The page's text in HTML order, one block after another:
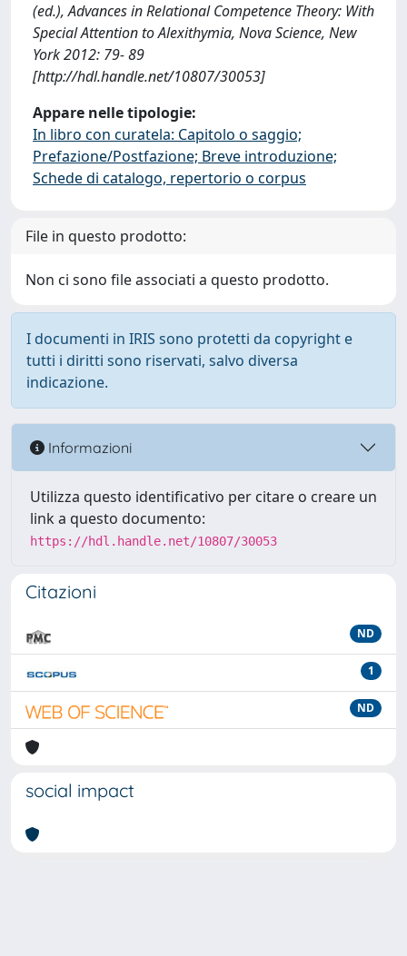
(ed.), Advances in Relational Competence Theory: With
Special Attention to Alexithymia, Nova Science, New
York 2012: 79- 89
[http://hdl.handle.net/10807/30053]
Appare nelle tipologie:
In libro con curatela: Capitolo o saggio;
Prefazione/Postfazione; Breve introduzione;
Schede di catalogo, repertorio o corpus
File in questo prodotto:
Non ci sono file associati a questo prodotto.
I documenti in IRIS sono protetti da copyright e
tutti i diritti sono riservati, salvo diversa
indicazione.
Informazioni
Utilizza questo identificativo per citare o creare un
link a questo documento:
https://hdl.handle.net/10807/30053
Citazioni
ND
1
ND
social impact